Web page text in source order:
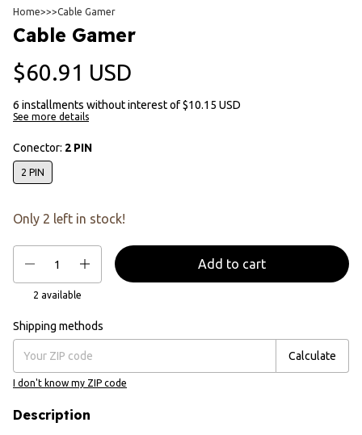
Home>>>Cable Gamer
Cable Gamer
$60.91 USD
6 installments without interest of$10.15 USD
See more details
Conector: 2 PIN
2 PIN
Only 2 left in stock!
2 available
Deliveries for ZIP:
Shipping methods
Calculate
I don't know my ZIP code
Description